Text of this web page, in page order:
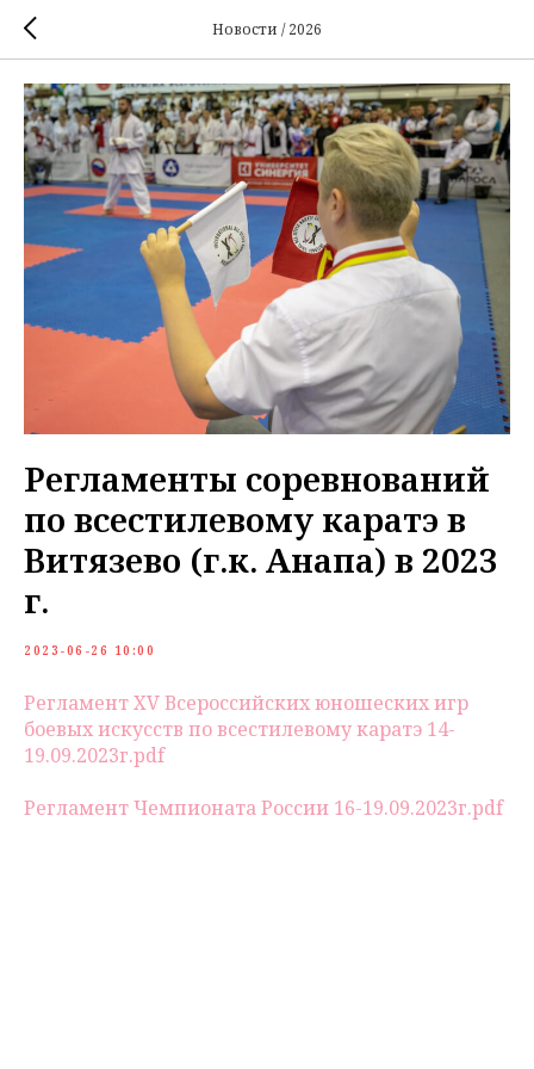
Новости / 2026
Регламенты соревнований
по всестилевому каратэ в
Витязево (г.к. Анапа) в 2023
г.
2023-06-26 10:00
Регламент XV Всероссийских юношеских игр
боевых искусств по всестилевому каратэ 14-
19.09.2023г.pdf
Регламент Чемпионата России 16-19.09.2023г.pdf